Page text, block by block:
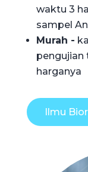
waktu 3
sampel
Murah -
pengujian
harganya
Ilmu